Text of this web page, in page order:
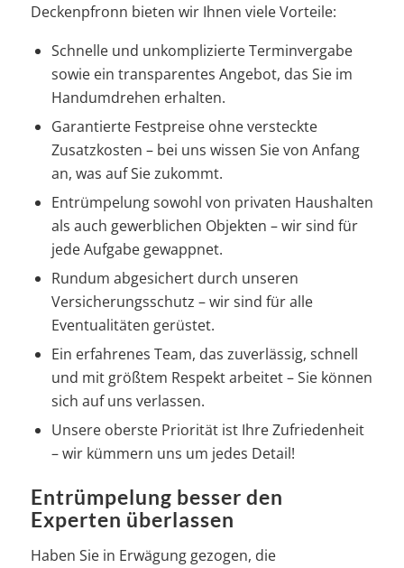
Deckenpfronn bieten wir Ihnen viele Vorteile:
Schnelle und unkomplizierte Terminvergabe
sowie ein transparentes Angebot, das Sie im
Handumdrehen erhalten.
Garantierte Festpreise ohne versteckte
Zusatzkosten – bei uns wissen Sie von Anfang
an, was auf Sie zukommt.
Entrümpelung sowohl von privaten Haushalten
als auch gewerblichen Objekten – wir sind für
jede Aufgabe gewappnet.
Rundum abgesichert durch unseren
Versicherungsschutz – wir sind für alle
Eventualitäten gerüstet.
Ein erfahrenes Team, das zuverlässig, schnell
und mit größtem Respekt arbeitet – Sie können
sich auf uns verlassen.
Unsere oberste Priorität ist Ihre Zufriedenheit
– wir kümmern uns um jedes Detail!
Entrümpelung besser den
Experten überlassen
Haben Sie in Erwägung gezogen, die